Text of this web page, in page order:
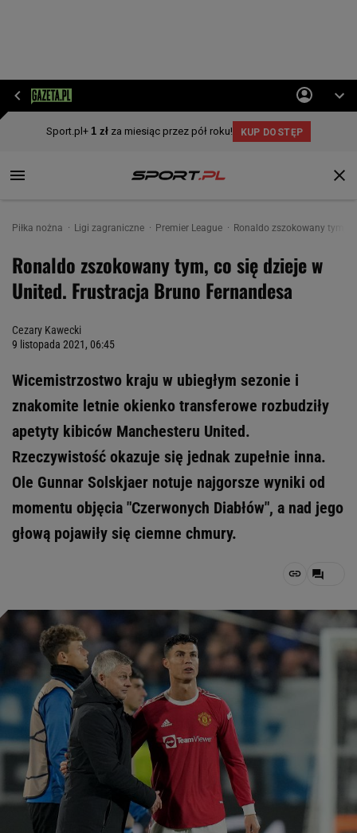
Piłka nożna Ligi zagraniczne Premier League Ronaldo zszokowany tym,
Ronaldo zszokowany tym, co się dzieje w
United. Frustracja Bruno Fernandesa
Cezary Kawecki
9 listopada 2021, 06:45
Wicemistrzostwo kraju w ubiegłym sezonie i
znakomite letnie okienko transferowe rozbudziły
apetyty kibiców Manchesteru United.
Rzeczywistość okazuje się jednak zupełnie inna.
Ole Gunnar Solskjaer notuje najgorsze wyniki od
momentu objęcia "Czerwonych Diabłów", a nad jego
głową pojawiły się ciemne chmury.